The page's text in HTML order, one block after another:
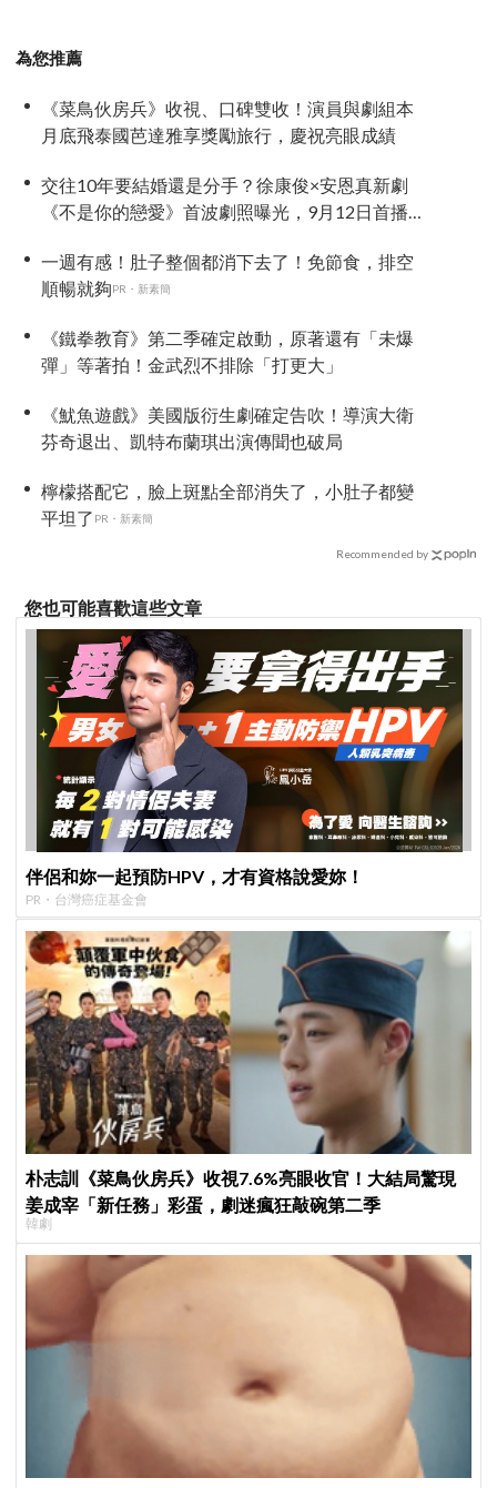
為您推薦
《菜鳥伙房兵》收視、口碑雙收！演員與劇組本
月底飛泰國芭達雅享獎勵旅行，慶祝亮眼成績
交往10年要結婚還是分手？徐康俊×安恩真新劇
《不是你的戀愛》首波劇照曝光，9月12日首播引
一週有感！肚子整個都消下去了！免節食，排空
順暢就夠PR・新素簡
《鐵拳教育》第二季確定啟動，原著還有「未爆
彈」等著拍！金武烈不排除「打更大」
《魷魚遊戲》美國版衍生劇確定告吹！導演大衛
芬奇退出、凱特布蘭琪出演傳聞也破局
檸檬搭配它，臉上斑點全部消失了，小肚子都變
平坦了 PR・新素簡
Recommended by
您也可能喜歡這些文章
伴侶和妳一起預防HPV，才有資格說愛妳！
PR・台灣癌症基金會
朴志訓《菜鳥伙房兵》收視7.6%亮眼收官！大結局驚現
姜成宰「新任務」彩蛋，劇迷瘋狂敲碗第二季
韓劇